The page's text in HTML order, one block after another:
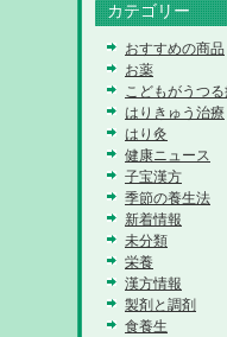
カテゴリー
おすすめの商品
お薬
こどもがうつ
はりきゅう治療
はり灸
健康ニュース
子宝漢方
季節の養生法
新着情報
未分類
栄養
漢方情報
製剤と調剤
食養生